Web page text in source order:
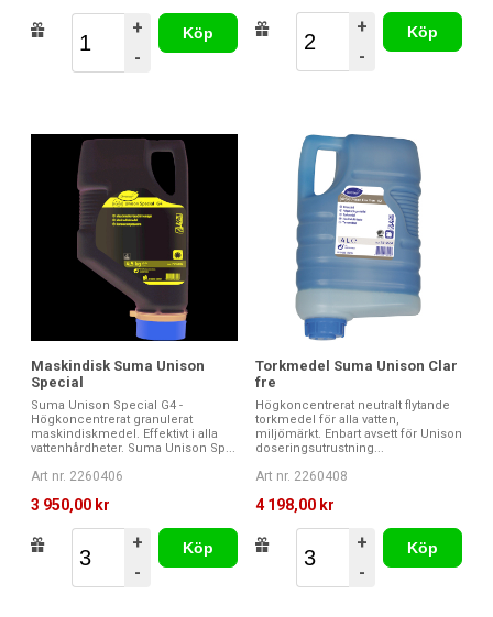
+
-
Köp
+
-
Köp
Maskindisk Suma Unison
Special
Suma Unison Special G4 -
Högkoncentrerat granulerat
maskindiskmedel. Effektivt i alla
vattenhårdheter. Suma Unison Sp...
Art nr. 2260406
3 950,00 kr
+
-
Köp
Torkmedel Suma Unison Clar
fre
Högkoncentrerat neutralt flytande
torkmedel för alla vatten,
miljömärkt. Enbart avsett för Unison
doseringsutrustning...
Art nr. 2260408
4 198,00 kr
+
-
Köp